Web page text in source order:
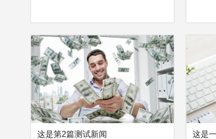
这是第2篇测试新闻 这是